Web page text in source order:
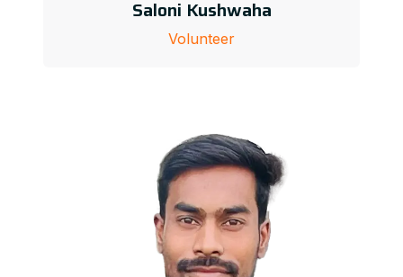
Saloni Kushwaha
Volunteer